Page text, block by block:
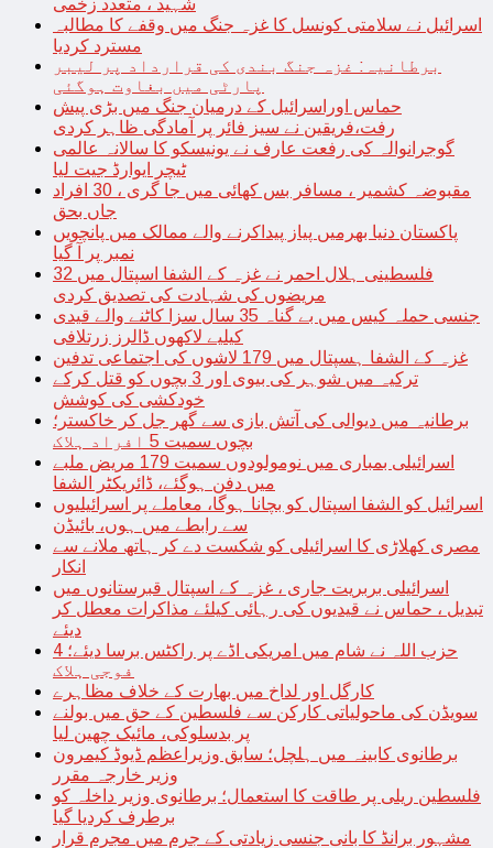
شہید ، متعدد زخمی
اسرائیل نے سلامتی کونسل کا غزہ جنگ میں وقفے کا مطالبہ
مسترد کردیا
برطانیہ: غزہ جنگ بندی کی قرارداد پر لیبر
پارٹی میں بغاوت ہوگئی
حماس اوراسرائیل کے درمیان جنگ میں بڑی پیش
رفت،فریقین نے سیز فائر پر آمادگی ظاہر کردی
گوجرانوالہ کی رفعت عارف نے یونیسکو کا سالانہ عالمی
ٹیچر ایوارڈ جیت لیا
مقبوضہ کشمیر ، مسافر بس کھائی میں جا گری ، 30 افراد
جاں بحق
پاکستان دنیا بھرمیں پیاز پیداکرنے والے ممالک میں پانچویں
نمبر پر آ گیا
فلسطینی ہلال احمر نے غزہ کے الشفا اسپتال میں 32
مریضوں کی شہادت کی تصدیق کردی
جنسی حملہ کیس میں بے گناہ 35 سال سزا کاٹنے والے قیدی
کیلیے لاکھوں ڈالرز زرتلافی
غزہ کے الشفا ہسپتال میں 179 لاشوں کی اجتماعی تدفین
ترکیہ میں شوہر کی بیوی اور 3 بچوں کو قتل کرکے
خودکشی کی کوشش
برطانیہ میں دیوالی کی آتش بازی سے گھر جل کر خاکستر؛
بچوں سمیت 5 افراد ہلاک
اسرائیلی بمباری میں نومولودوں سمیت 179 مریض ملبے
میں دفن ہوگئے، ڈائریکٹر الشفا
اسرائیل کو الشفا اسپتال کو بچانا ہوگا، معاملے پر اسرائیلیوں
سے رابطے میں ہوں، بائیڈن
مصری کھلاڑی کا اسرائیلی کو شکست دے کر ہاتھ ملانے سے
انکار
اسرائیلی بربریت جاری ، غزہ کے اسپتال قبرستانوں میں
تبدیل ، حماس نے قیدیوں کی رہائی کیلئے مذاکرات معطل کر
دیئے
حزب اللہ نے شام میں امریکی اڈے پر راکٹس برسا دیئے؛ 4
فوجی ہلاک
کارگل اور لداخ میں بھارت کے خلاف مظاہرے
سویڈن کی ماحولیاتی کارکن سے فلسطین کے حق میں بولنے
پر بدسلوکی، مائیک چھین لیا
برطانوی کابینہ میں ہلچل؛ سابق وزیراعظم ڈیوڈ کیمرون
وزیر خارجہ مقرر
فلسطین ریلی پر طاقت کا استعمال؛ برطانوی وزیر داخلہ کو
برطرف کردیا گیا
مشہور برانڈ کا بانی جنسی زیادتی کے جرم میں مجرم قرار